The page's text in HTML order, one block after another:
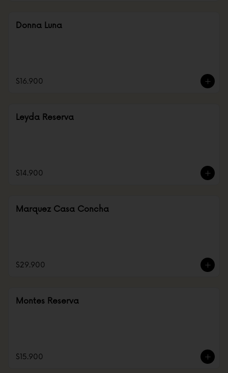
Donna Luna
$16.900
Leyda Reserva
$14.900
Marquez Casa Concha
$29.900
Montes Reserva
$15.900